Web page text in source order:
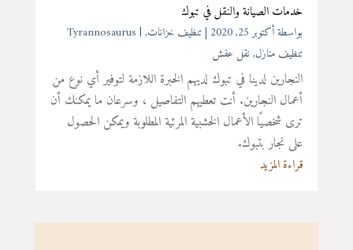
خدمات الصيانة والنقل في تبوك
بواسطة ‪ Tyrannosaurus | ‏أكتوبر 25, 2020 |تنظيف خزانات,
تنظيف منازل, نقل عفش
النجارين لدينا في تبوك لديهم الخبرة اللازمة لتوفير أي نوع من
أعمال النجارين. أنت تعطيهم التفاصيل ، وسرعان ما يمكنك أن
ترى شخصيًا الأعمال الخشبية المرئية المطلوبة ويمكن الحصول
على نجار بتبوك.
قراءة المزيد